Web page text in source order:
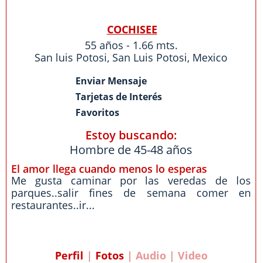
COCHISEE
55 años - 1.66 mts.
San luis Potosi, San Luis Potosi, Mexico
Enviar Mensaje
Tarjetas de Interés
Favoritos
Estoy buscando:
Hombre de 45-48 años
El amor llega cuando menos lo esperas
Me gusta caminar por las veredas de los
parques..salir fines de semana comer en
restaurantes..ir...
Perfil | Fotos| Audio | Video